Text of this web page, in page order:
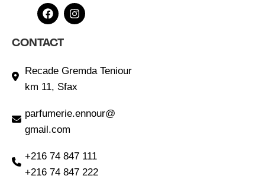
CONTACT
Recade Gremda Teniour
km 11, Sfax
parfumerie.ennour@
gmail.com
+216 74 847 111
+216 74 847 222